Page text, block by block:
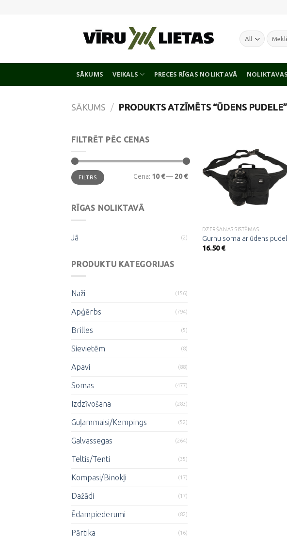
Meklēt:
SĀKUMS VEIKALS PRECES RĪGAS NOLIKTAVĀ
SĀKUMS / PRODUKTS ATZĪMĒTS “ŪDENS PUDELE”
FILTRĒT PĒC CENAS
Min.
cena
Maks.
cenaFILTRS Cena: 10 €— 20 €
RĪGAS NOLIKTAVĀ
Jā (2)
PRODUKTU KATEGORIJAS
Naži (156)
Apģērbs (794)
Brilles (5)
Sievietēm (8)
Apavi (88)
Somas (477)
Izdzīvošana (283)
Guļammaisi/Kempings (52)
Galvassegas (264)
Teltis/Tenti (35)
Kompasi/Binokļi (17)
Dažādi (17)
Ēdampiederumi (82)
Pārtika (16)
Pievienot
vēlmju
sarakstam
DZERŠANAS SISTĒMAS
Gurnu soma ar ūdens
16.50€